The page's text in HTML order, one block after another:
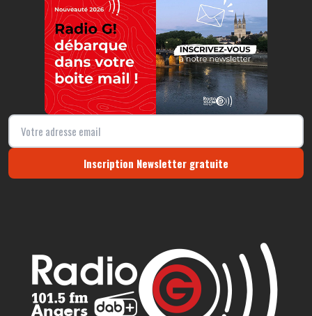
Inscription Newsletter gratuite